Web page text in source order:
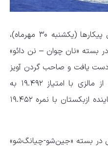
بر همین اساس در روز دوم این پیکارها (یکشنبه ۳۰ مهرماه)،
بسته «نان چوان – نن دائو»
مقام سومی دست یافت و صاحب گردن آویز
برنز این بازی‌ها شد. ورزشکاری از مالزی با امتیاز ۱۹.۴۹۲ به
عنوان نخست دست یافت و نماینده ازبکستان با نمره ۱۹.۴۵۲
در بسته «جین‌شو-چیانگ‌شو»